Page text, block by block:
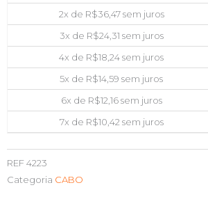
OEM
MS118
quantidade
2x de R$36,47sem juros
3x de R$24,31 sem juros
4x de R$18,24sem juros
5x de R$14,59 sem juros
6x de R$12,16sem juros
7x de R$10,42sem juros
REF4223
Categoria CABO